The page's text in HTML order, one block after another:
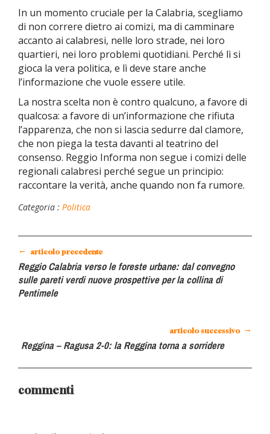
In un momento cruciale per la Calabria, scegliamo
di non correre dietro ai comizi, ma di camminare
accanto ai calabresi, nelle loro strade, nei loro
quartieri, nei loro problemi quotidiani. Perché lì si
gioca la vera politica, e lì deve stare anche
l’informazione che vuole essere utile.
La nostra scelta non è contro qualcuno, a favore di
qualcosa: a favore di un’informazione che rifiuta
l’apparenza, che non si lascia sedurre dal clamore,
che non piega la testa davanti al teatrino del
consenso. Reggio Informa non segue i comizi delle
regionali calabresi perché segue un principio:
raccontare la verità, anche quando non fa rumore.
Categoria : Politica
← articolo precedente
Reggio Calabria verso le foreste urbane: dal convegno
sulle pareti verdi nuove prospettive per la collina di
Pentimele
articolo successivo →
Reggina – Ragusa 2-0: la Reggina torna a sorridere
commenti